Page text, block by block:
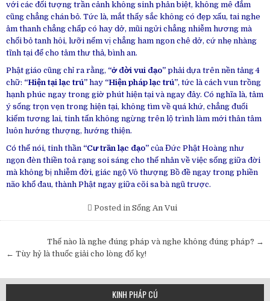
với các đối tượng trần cảnh không sinh phân biệt, không mê đắm
cũng chẳng chán bỏ. Tức là, mắt thấy sắc không có đẹp xấu, tai nghe
âm thanh chẳng chấp có hay dở, mũi ngửi chẳng nhiễm hương mà
chối bỏ tanh hôi, lưỡi nếm vị chẳng ham ngon chê dở, cứ nhẹ nhàng
tĩnh tại để cho tâm thư thả, bình an.
Phật giáo cũng chỉ ra rằng, “ở đời vui đạo” phải dựa trên nền tảng 4
chữ: “Hiện tại lạc trú” hay “Hiện pháp lạc trú”, tức là cách vun trồng
hạnh phúc ngay trong giờ phút hiện tại và ngay đây. Có nghĩa là, tâm
ý sống trọn vẹn trong hiện tại, không tìm về quá khứ, chẳng đuổi
kiếm tương lai, tinh tấn không ngừng trên lộ trình làm mới thân tâm
luôn hướng thượng, hướng thiện.
Có thể nói, tinh thần “Cư trần lạc đạo” của Đức Phật Hoàng như
ngọn đèn thiền toả rạng soi sáng cho thế nhân về việc sống giữa đời
mà không bị nhiễm đời, giác ngộ Vô thượng Bồ đề ngay trong phiền
não khổ đau, thành Phật ngay giữa cõi sa bà ngũ trược.
Posted in Sống An Vui
navigation
Thế nào là nghe đúng pháp và nghe không đúng pháp? →
← Tùy hỷ là thuốc giải cho lòng đố kỵ!
KINH PHÁP CÚ